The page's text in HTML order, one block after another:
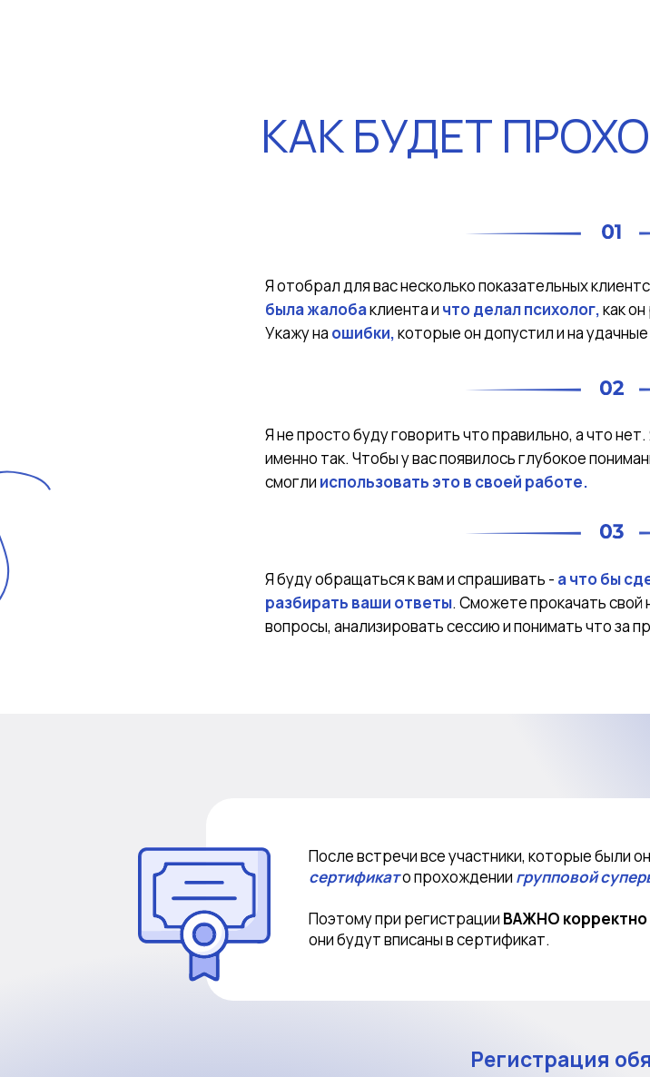
КАК БУДЕТ
Я отобрал для вас несколько показательных
была жалобаклиента и что делал психолог,как
Укажу на ошибки,которые он допустил и на
Я не просто буду говорить что правильно, а что
именно так. Чтобы у вас появилось глубокое
смогли использовать это в своей работе.
Я буду обращаться к вам и спрашивать - а что бы
разбирать ваши ответы. Сможете прокачать свой
вопросы, анализировать сессию и понимать что за
После встречи все участники, которые были
сертификато прохождении групповой
Поэтому при регистрации ВАЖНО корректно
они будут вписаны в сертификат.
Регистрация